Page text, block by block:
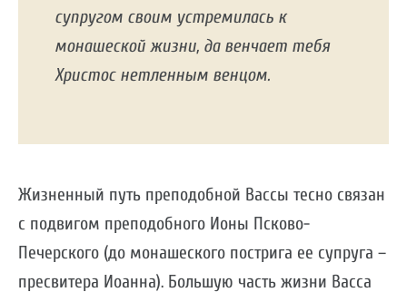
Жизненный путь преподобной Вассы тесно связан
с подвигом преподобного Ионы Псково-
Печерского (до монашеского пострига ее супруга –
пресвитера Иоанна). Большую часть жизни Васса
супругом своим устремилась к
монашеской жизни, да венчает тебя
Христос нетленным венцом.